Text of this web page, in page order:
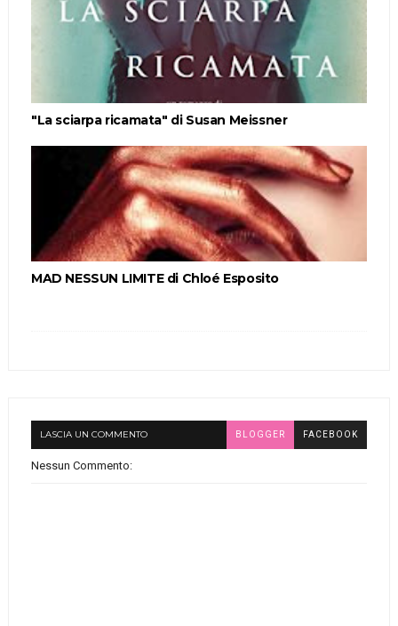
"La sciarpa ricamata" di Susan Meissner
MAD NESSUN LIMITE di Chloé Esposito
LASCIA UN COMMENTO BLOGGER FACEBOOK
Nessun Commento: